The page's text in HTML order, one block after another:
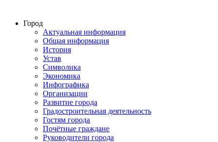
Город
Актуальная информация
Общая информация
История
Устав
Символика
Экономика
Инфографика
Организации
Развитие города
Градостроительная деятельность
Гостям города
Почётные граждане
Руководители города